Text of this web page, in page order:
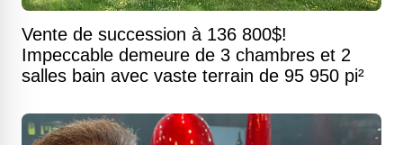
Vente de succession à 136 800$!
Impeccable demeure de 3 chambres et 2
salles bain avec vaste terrain de 95 950 pi²